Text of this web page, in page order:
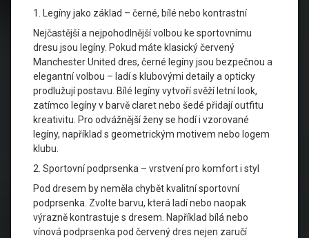
1. Legíny jako základ – černé, bílé nebo kontrastní
Nejčastější a nejpohodlnější volbou ke sportovnímu
dresu jsou legíny. Pokud máte klasický červený
Manchester United dres, černé legíny jsou bezpečnou a
elegantní volbou – ladí s klubovými detaily a opticky
prodlužují postavu. Bílé legíny vytvoří svěží letní look,
zatímco legíny v barvě claret nebo šedé přidají outfitu
kreativitu. Pro odvážnější ženy se hodí i vzorované
legíny, například s geometrickým motivem nebo logem
klubu.
2. Sportovní podprsenka – vrstvení pro komfort i styl
Pod dresem by neměla chybět kvalitní sportovní
podprsenka. Zvolte barvu, která ladí nebo naopak
výrazně kontrastuje s dresem. Například bílá nebo
vínová podprsenka pod červený dres nejen zaručí